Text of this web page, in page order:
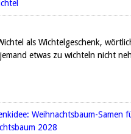
als Wichtelgeschenk,
etwas zu wichteln nicht